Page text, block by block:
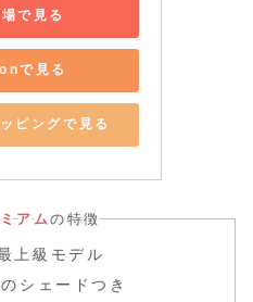
で見る
で見る
ピングで見る
アムの特徴
上級モデル
シェードつき